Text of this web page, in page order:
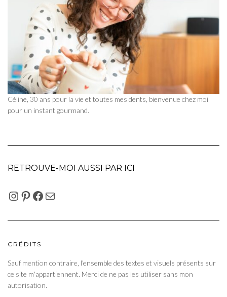
Céline, 30 ans pour la vie et toutes mes dents, bienvenue chez moi
pour un instant gourmand.
RETROUVE-MOI AUSSI PAR ICI
INSTAGRAM
PINTEREST
FACEBOOK
E-MAIL
CRÉDITS
Sauf mention contraire, l'ensemble des textes et visuels présents sur
ce site m'appartiennent. Merci de ne pas les utiliser sans mon
autorisation.